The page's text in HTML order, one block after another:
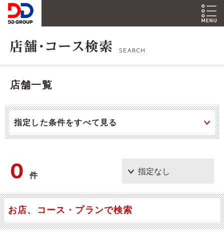
SEARCH
店舗一覧
指定した条件をすべて見る
0件
お店、コース・プランで検索